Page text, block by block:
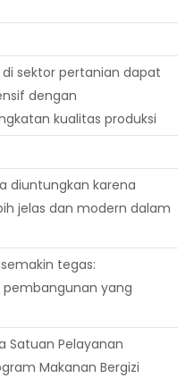
sektor pertanian dapat
dengan
kualitas produksi
diuntungkan karena
jelas dan modern dalam
tegas:
yang
Satuan Pelayanan
Makanan Bergizi